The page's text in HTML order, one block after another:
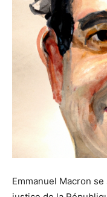
Emmanuel Macron